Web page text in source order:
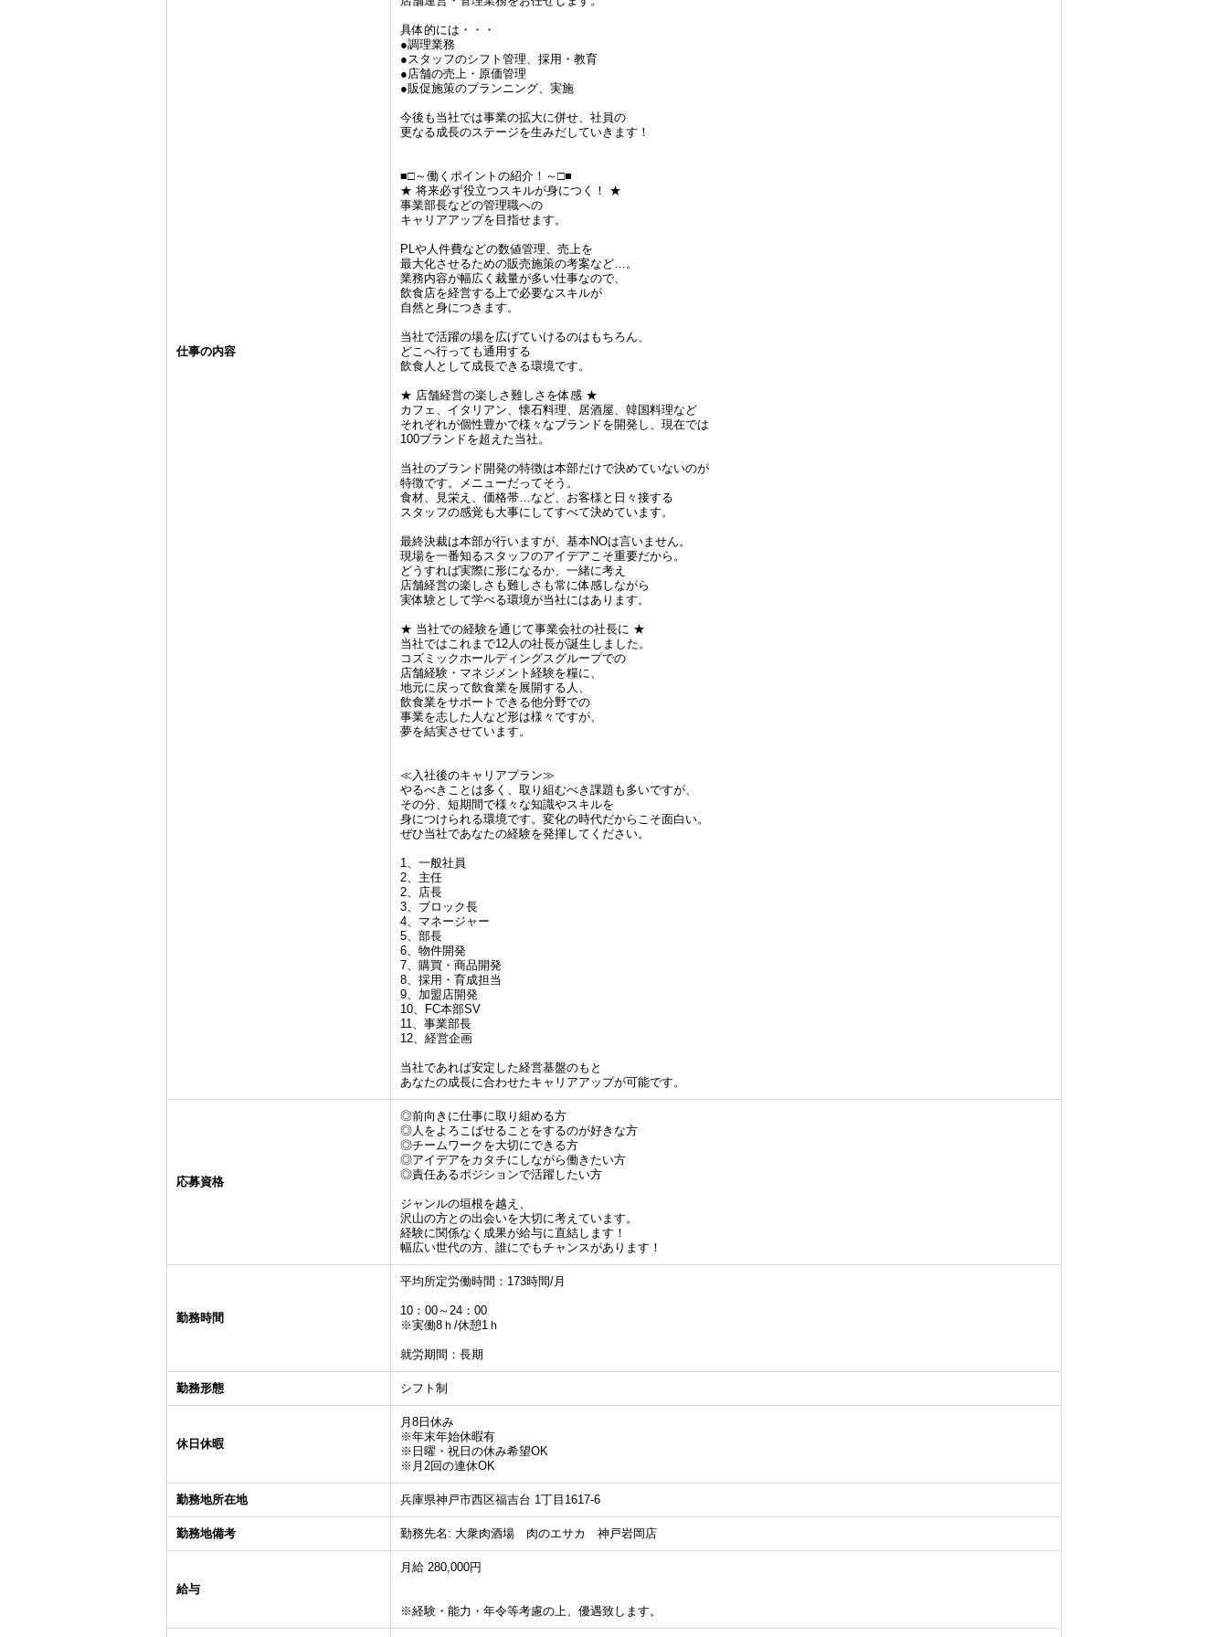
仕事の内容
具体的には・・・
●調理業務
●スタッフのシフト管理、採用・教育
●店舗の売上・原価管理
●販促施策のプランニング、実施
今後も当社では事業の拡大に併せ、社員の
更なる成長のステージを生みだしていきます！
■□～働くポイントの紹介！～□■
★ 将来必ず役立つスキルが身につく！ ★
事業部長などの管理職への
キャリアアップを目指せます。
PLや人件費などの数値管理、売上を
最大化させるための販売施策の考案など…。
業務内容が幅広く裁量が多い仕事なので、
飲食店を経営する上で必要なスキルが
自然と身につきます。
当社で活躍の場を広げていけるのはもちろん、
どこへ行っても通用する
飲食人として成長できる環境です。
★ 店舗経営の楽しさ難しさを体感 ★
カフェ、イタリアン、懐石料理、居酒屋、韓国料理など
それぞれが個性豊かで様々なブランドを開発し、現在では
100ブランドを超えた当社。
当社のブランド開発の特徴は本部だけで決めていないのが
特徴です。メニューだってそう。
食材、見栄え、価格帯…など、お客様と日々接する
スタッフの感覚も大事にしてすべて決めています。
最終決裁は本部が行いますが、基本NOは言いません。
現場を一番知るスタッフのアイデアこそ重要だから。
どうすれば実際に形になるか、一緒に考え
店舗経営の楽しさも難しさも常に体感しながら
実体験として学べる環境が当社にはあります。
★ 当社での経験を通じて事業会社の社長に ★
当社ではこれまで12人の社長が誕生しました。
コズミックホールディングスグループでの
店舗経験・マネジメント経験を糧に、
地元に戻って飲食業を展開する人、
飲食業をサポートできる他分野での
事業を志した人など形は様々ですが、
夢を結実させています。
≪入社後のキャリアプラン≫
やるべきことは多く、取り組むべき課題も多いですが、
その分、短期間で様々な知識やスキルを
身につけられる環境です。変化の時代だからこそ面白い。
ぜひ当社であなたの経験を発揮してください。
1、一般社員
2、主任
2、店長
3、ブロック長
4、マネージャー
5、部長
6、物件開発
7、購買・商品開発
8、採用・育成担当
9、加盟店開発
10、FC本部SV
11、事業部長
12、経営企画
当社であれば安定した経営基盤のもと
あなたの成長に合わせたキャリアアップが可能です。
応募資格
◎前向きに仕事に取り組める方
◎人をよろこばせることをするのが好きな方
◎チームワークを大切にできる方
◎アイデアをカタチにしながら働きたい方
◎責任あるポジションで活躍したい方
ジャンルの垣根を越え、
沢山の方との出会いを大切に考えています。
経験に関係なく成果が給与に直結します！
幅広い世代の方、誰にでもチャンスがあります！
勤務時間
平均所定労働時間：173時間/月
10：00～24：00
※実働8ｈ/休憩1ｈ
就労期間：長期
勤務形態 シフト制
休日休暇
月8日休み
※年末年始休暇有
※日曜・祝日の休み希望OK
※月2回の連休OK
勤務地所在地 兵庫県神戸市西区福吉台 1丁目1617-6
勤務地備考 勤務先名: 大衆肉酒場 肉のエサカ 神戸岩岡店
給与
月給 280,000円
※経験・能力・年令等考慮の上、優遇致します。